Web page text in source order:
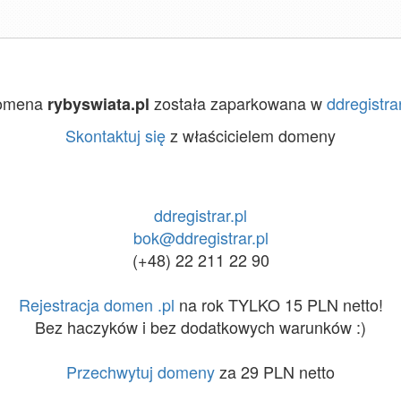
rybyswiata.pl została zaparkowana w
Skontaktuj sięz właścicielem domeny
ddregistrar.pl
bok@ddregistrar.pl
(+48) 22 211 22 90
Rejestracja domen .pl na rok TYLKO 15 PLN netto!
Bez haczyków i bez dodatkowych warunków :)
Przechwytuj domenyza 29 PLN netto